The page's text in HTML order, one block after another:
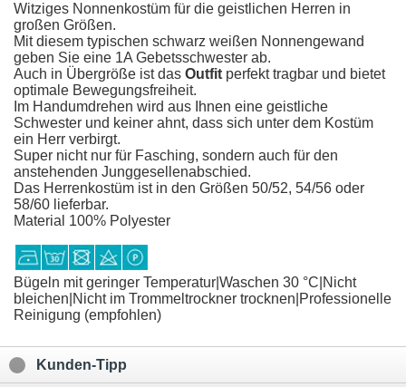
Witziges Nonnenkostüm für die geistlichen Herren in
großen Größen.
Mit diesem typischen schwarz weißen Nonnengewand
geben Sie eine 1A Gebetsschwester ab.
Auch in Übergröße ist das Outfit perfekt tragbar und bietet
optimale Bewegungsfreiheit.
Im Handumdrehen wird aus Ihnen eine geistliche
Schwester und keiner ahnt, dass sich unter dem Kostüm
ein Herr verbirgt.
Super nicht nur für Fasching, sondern auch für den
anstehenden Junggesellenabschied.
Das Herrenkostüm ist in den Größen 50/52, 54/56 oder
58/60 lieferbar.
Material 100% Polyester
Bügeln mit geringer Temperatur|Waschen 30 °C|Nicht
bleichen|Nicht im Trommeltrockner trocknen|Professionelle
Reinigung (empfohlen)
Kunden-Tipp